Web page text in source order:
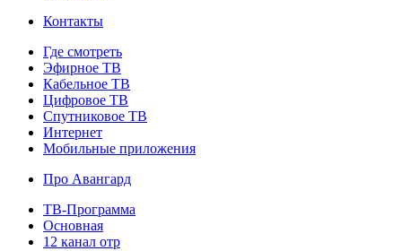
Контакты
Где смотреть
Эфирное ТВ
Кабельное ТВ
Цифровое ТВ
Спутниковое ТВ
Интернет
Мобильные приложения
Про Авангард
ТВ-Программа
Основная
12 канал отр